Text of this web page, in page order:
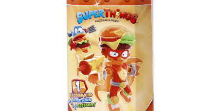
Collectors Area
Quem somos
Contato